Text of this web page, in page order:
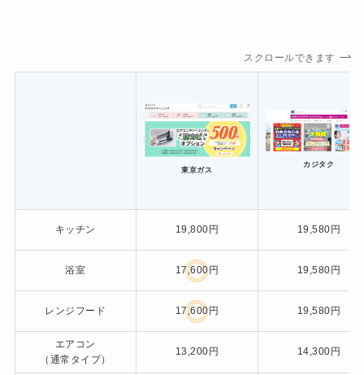
スクロールできます
東京ガス
カジタク
キッチン 19,800円 19,580円
浴室 17,600円 19,580円
レンジフード 17,600円 19,580円
エアコン
（通常タイプ）
13,200円 14,300円